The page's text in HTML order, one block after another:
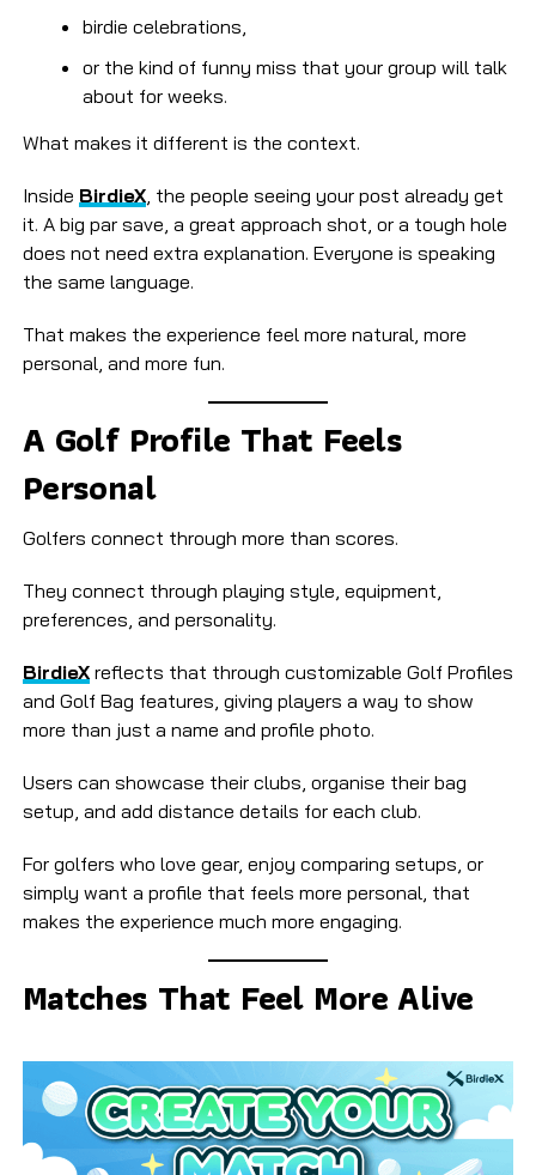
birdie celebrations,
or the kind of funny miss that your group will talk
about for weeks.
What makes it different is the context.
Inside BirdieX, the people seeing your post already get
it. A big par save, a great approach shot, or a tough hole
does not need extra explanation. Everyone is speaking
the same language.
That makes the experience feel more natural, more
personal, and more fun.
A Golf Profile That Feels
Personal
Golfers connect through more than scores.
They connect through playing style, equipment,
preferences, and personality.
BirdieXreflects that through customizable Golf Profiles
and Golf Bag features, giving players a way to show
more than just a name and profile photo.
Users can showcase their clubs, organise their bag
setup, and add distance details for each club.
For golfers who love gear, enjoy comparing setups, or
simply want a profile that feels more personal, that
makes the experience much more engaging.
Matches That Feel More Alive